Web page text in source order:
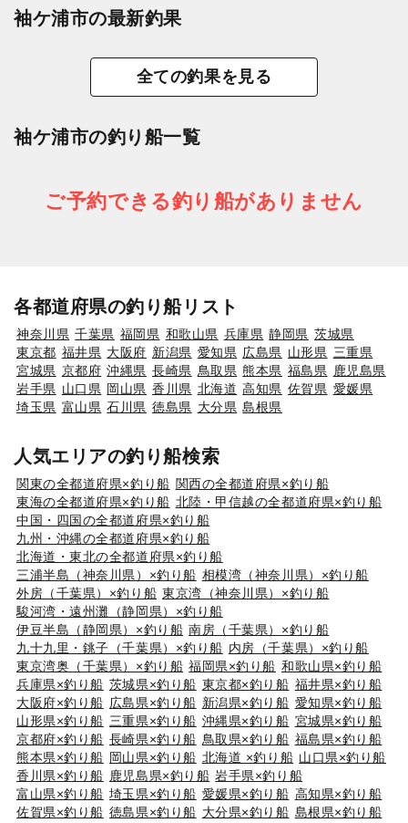
袖ケ浦市の最新釣果
全ての釣果を見る
袖ケ浦市の釣り船一覧
ご予約できる釣り船がありません
各都道府県の釣り船リスト
神奈川県 千葉県 福岡県 和歌山県 兵庫県 静岡県 茨城県
東京都 福井県 大阪府 新潟県 愛知県 広島県 山形県 三重県
宮城県 京都府 沖縄県 長崎県 鳥取県 熊本県 福島県
鹿児島県
岩手県 山口県 岡山県 香川県 北海道 高知県 佐賀県 愛媛県
埼玉県 富山県 石川県 徳島県 大分県 島根県
人気エリアの釣り船検索
関東の全都道府県×釣り船 関西の全都道府県×釣り船
東海の全都道府県×釣り船 北陸・甲信越の全都道府県×釣り船
中国・四国の全都道府県×釣り船
九州・沖縄の全都道府県×釣り船
北海道・東北の全都道府県×釣り船
三浦半島（神奈川県）×釣り船 相模湾（神奈川県）×釣り船
外房（千葉県）×釣り船 東京湾（神奈川県）×釣り船
駿河湾・遠州灘（静岡県）×釣り船
伊豆半島（静岡県）×釣り船 南房（千葉県）×釣り船
九十九里・銚子（千葉県）×釣り船 内房（千葉県）×釣り船
東京湾奥（千葉県）×釣り船 福岡県×釣り船 和歌山県×釣り船
兵庫県×釣り船 茨城県×釣り船 東京都×釣り船 福井県×釣り船
大阪府×釣り船 広島県×釣り船 新潟県×釣り船 愛知県×釣り船
山形県×釣り船 三重県×釣り船 沖縄県×釣り船 宮城県×釣り船
京都府×釣り船 長崎県×釣り船 鳥取県×釣り船 福島県×釣り船
熊本県×釣り船 岡山県×釣り船 北海道 ×釣り船 山口県×釣り船
香川県×釣り船 鹿児島県×釣り船 岩手県×釣り船
富山県×釣り船 埼玉県×釣り船 愛媛県×釣り船 高知県×釣り船
佐賀県×釣り船 徳島県×釣り船 大分県×釣り船 島根県×釣り船